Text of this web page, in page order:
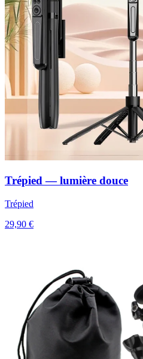
Trépied — lumière douce
Trépied
29,90 €